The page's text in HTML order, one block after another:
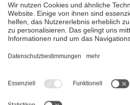
VIVODolomiti ist das Reiseportal
Bergurlaub – mit Unterkünften und
Dolomiten, im UNESCO
Trotz genauer Arbeit und ständigem
auftreten. Wir übernehmen keine Gewähr für
Vollständigkeit aller Informationen.